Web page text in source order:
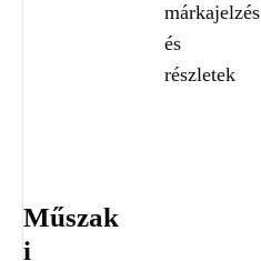
márkajelzés
és
részletek
Műszak
i